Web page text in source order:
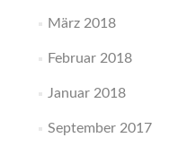
März 2018
Februar 2018
Januar 2018
September 2017